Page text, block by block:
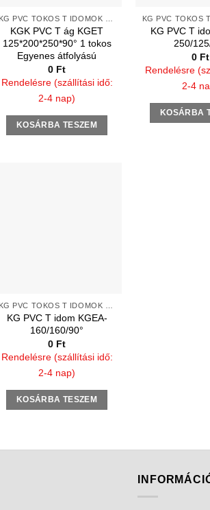
KGK PVC T ág KGET
125*200*250*90° 1 tokos
Egyenes átfolyású
0 Ft
Rendelésre (szállítási idő:
2-4 nap)
KOSÁRBA TESZEM
KG PVC T
250/
0 Ft
Rendelésre
2-4
KOSÁRBA
KG PVC T idom KGEA-
160/160/90°
0 Ft
Rendelésre (szállítási idő:
2-4 nap)
KOSÁRBA TESZEM